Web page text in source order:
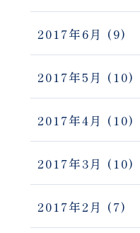
2017年6月 (9)
2017年5月 (10)
2017年4月 (10)
2017年3月 (10)
2017年2月 (7)